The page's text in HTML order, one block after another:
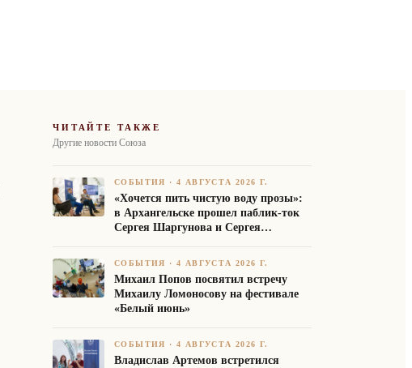
ЧИТАЙТЕ ТАКЖЕ
Другие новости Союза
СОБЫТИЯ ·4 АВГУСТА 2026 Г.
«Хочется пить чистую воду прозы»:
в Архангельске прошел паблик-ток
Сергея Шаргунова и Сергея
СОБЫТИЯ ·4 АВГУСТА 2026 Г.
Михаил Попов посвятил встречу
Михаилу Ломоносову на фестивале
«Белый июнь»
СОБЫТИЯ ·4 АВГУСТА 2026 Г.
Владислав Артемов встретился